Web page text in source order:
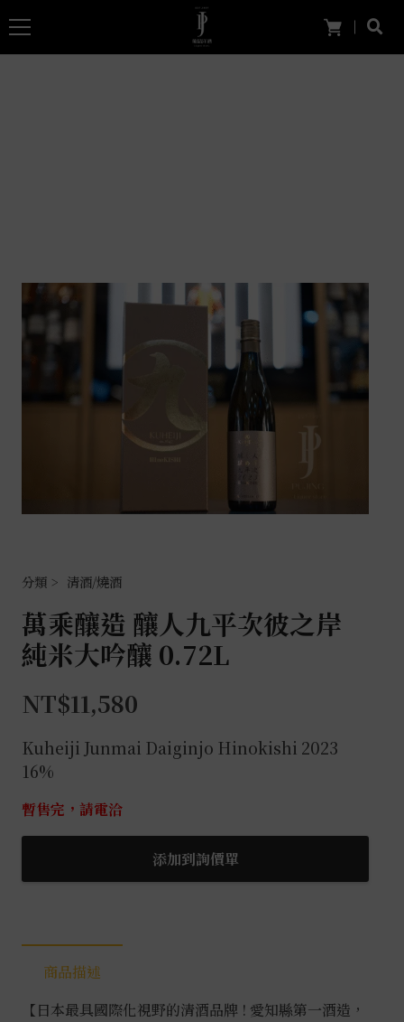
清酒/燒酒
萬乘釀造 釀人九平次彼之岸
純米大吟釀 0.72L
NT$11,580
Kuheiji Junmai Daiginjo Hinokishi 2023
16%
暫售完，請電洽
添加到詢價單
商品描述
【日本最具國際化視野的清酒品牌 ! 愛知縣第一酒造，